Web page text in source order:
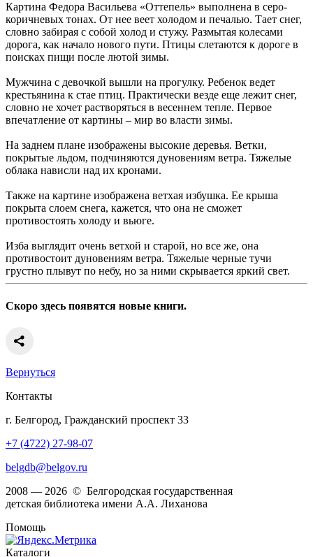
Картина Федора Васильева «Оттепель» выполнена в серо-
коричневых тонах. От нее веет холодом и печалью. Тает снег,
словно забирая с собой холод и стужу. Размытая колесами
дорога, как начало нового пути. Птицы слетаются к дороге в
поисках пищи после лютой зимы.
Мужчина с девочкой вышли на прогулку. Ребенок ведет
крестьянина к стае птиц. Практически везде еще лежит снег,
словно не хочет растворяться в весеннем тепле. Первое
впечатление от картины – мир во власти зимы.
На заднем плане изображены высокие деревья. Ветки,
покрытые льдом, подчиняются дуновениям ветра. Тяжелые
облака нависли над их кронами.
Также на картине изображена ветхая избушка. Ее крыша
покрыта слоем снега, кажется, что она не сможет
противостоять холоду и вьюге.
Изба выглядит очень ветхой и старой, но все же, она
противостоит дуновениям ветра. Тяжелые черные тучи
грустно плывут по небу, но за ними скрывается яркий свет.
Скоро здесь появятся новые книги.
Вернуться
Контакты
г. Белгород, Гражданский проспект 33
+7 (4722) 27-98-07
belgdb@belgov.ru
2008 — 2026 © Белгородская государственная
детская библиотека имени А.А. Лиханова
Помощь
Каталоги